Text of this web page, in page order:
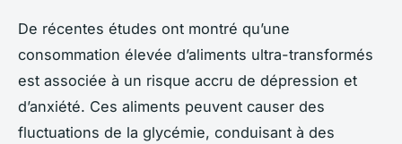
De récentes études ont montré qu’une
consommation élevée d’aliments ultra-transformés
est associée à un risque accru de dépression et
d’anxiété. Ces aliments peuvent causer des
fluctuations de la glycémie, conduisant à des